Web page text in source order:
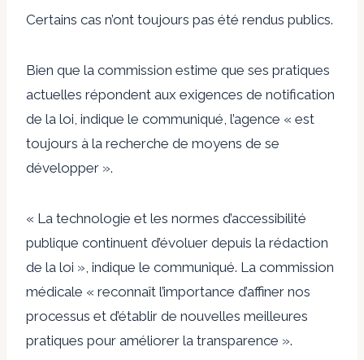
Certains cas n’ont toujours pas été rendus publics.
Bien que la commission estime que ses pratiques
actuelles répondent aux exigences de notification
de la loi, indique le communiqué, l’agence « est
toujours à la recherche de moyens de se
développer ».
« La technologie et les normes d’accessibilité
publique continuent d’évoluer depuis la rédaction
de la loi », indique le communiqué. La commission
médicale « reconnaît l’importance d’affiner nos
processus et d’établir de nouvelles meilleures
pratiques pour améliorer la transparence ».